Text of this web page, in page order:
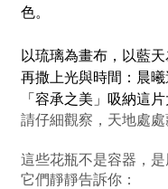
色。
以琉璃為畫布，以藍天
再撒上光與時間：晨
「容承之美」吸納這
請仔細觀察，天地處處
這些花瓶不是容器，是
它們靜靜告訴你：